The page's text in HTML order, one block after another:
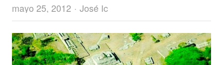
mayo 25, 2012
Author
José Ic